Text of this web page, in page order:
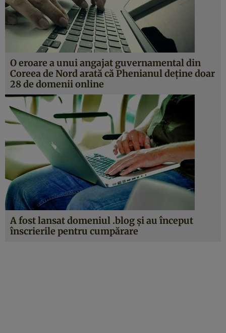
O eroare a unui angajat guvernamental din
Coreea de Nord arată că Phenianul deţine doar
28 de domenii online
A fost lansat domeniul .blog şi au început
înscrierile pentru cumpărare